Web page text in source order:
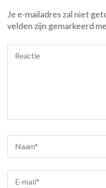
Je e-mailadres zal niet
velden zijn gemarkeerd